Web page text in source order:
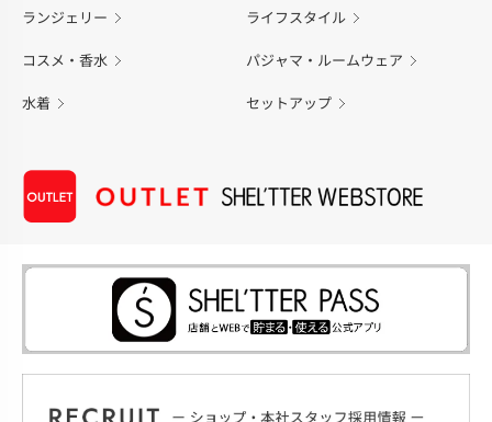
ランジェリー ライフスタイル
コスメ・香水 パジャマ・ルームウェア
水着 セットアップ